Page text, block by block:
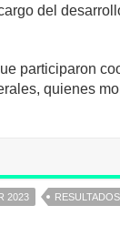
del
participaron
quienes
2023 RESULTADOS